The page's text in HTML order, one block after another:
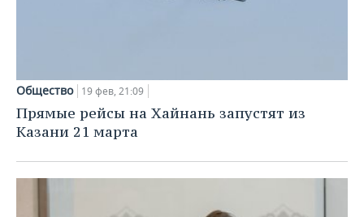
Общество 19 фев, 21:09
Прямые рейсы на Хайнань запустят из
Казани 21 марта